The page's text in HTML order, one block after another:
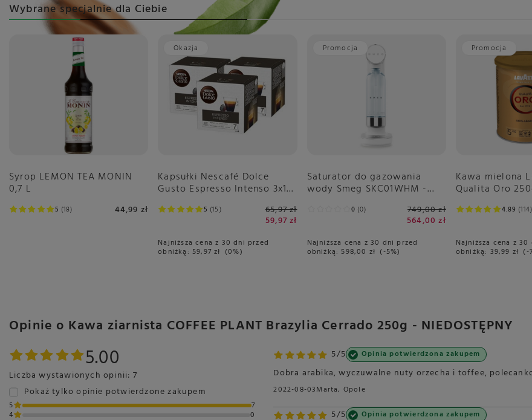
Wybrane specjalnie dla Ciebie
5 18
Syrop LEMON TEA MONIN
0,7 L
44,99 zł
Okazja
5 15
Kapsułki Nescafé Dolce
Gusto Espresso Intenso 3x16
65,97 zł
59,97 zł
Najniższa cena z 30 dni przed
obniżką: 59,97 zł 0%
Promocja
0 0
Saturator do gazowania
wody Smeg SKC01WHM -
749,00 zł
564,00 zł
Najniższa cena z 30 dni przed
obniżką: 598,00 zł -5%
Promocja
4.89 114
Kawa mielona
Qualita Oro
Najniższa cena z
obniżką: 39,99 zł -
Opinie o Kawa ziarnista COFFEE PLANT Brazylia Cerrado 250g - NIEDOSTĘPNY
5.00
Liczba wystawionych opinii: 7
Pokaż tylko opinie potwierdzone zakupem
5
7
4
0
5/5 Opinia potwierdzona zakupem
Dobra arabika, wyczuwalne nuty orzecha i toffee,
2022-08-03Marta, Opole
5/5 Opinia potwierdzona zakupem